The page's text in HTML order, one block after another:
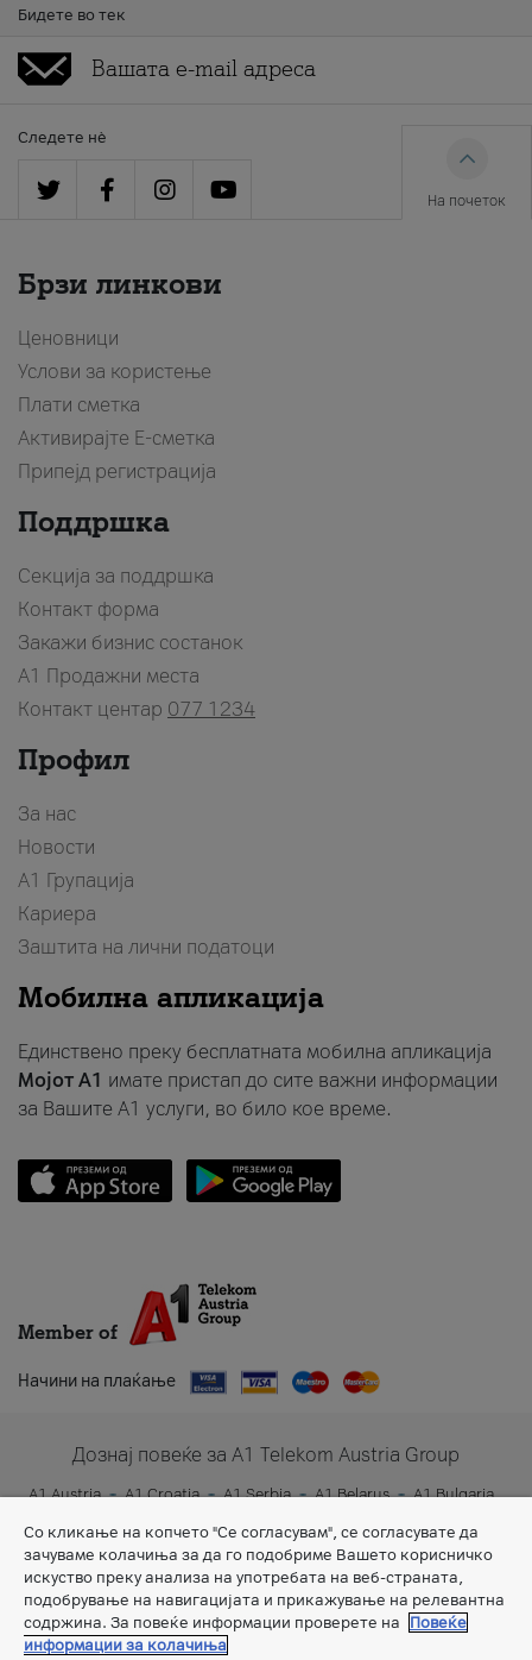
Бидете во тек
Следете нè
На почеток
Брзи линкови
Ценовници
Услови за користење
Плати сметка
Активирајте Е-сметка
Припејд регистрација
Поддршка
Секција за поддршка
Контакт форма
Закажи бизнис состанок
A1 Продажни места
Контакт центар 077 1234
Профил
За нас
Новости
А1 Групација
Кариера
Заштита на лични податоци
Мобилна апликација
Единствено преку бесплатната мобилна апликација
Мојот A1 имате пристап до сите важни информации
за Вашите A1 услуги, во било кое време.
Member of
Начини на плаќање
Дознај повеќе за A1 Telekom Austria Group
A1 Austria A1 Croatia A1 Serbia A1 Belarus
A1 Bulgaria
A1 Slovenia
A1 Digital
Со кликање на копчето "Се согласувам", се согласувате да
зачуваме колачиња за да го подобриме Вашето корисничко
искуство преку анализа на употребата на веб-страната,
подобрување на навигацијата и прикажување на релевантна
содржина. За повеќе информации проверете на
Повеќе
информации за колачиња